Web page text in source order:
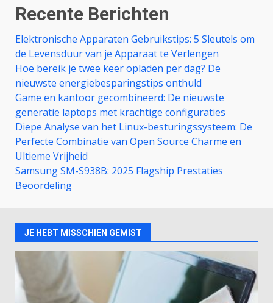
Recente Berichten
Elektronische Apparaten Gebruikstips: 5 Sleutels om
de Levensduur van je Apparaat te Verlengen
Hoe bereik je twee keer opladen per dag? De
nieuwste energiebesparingstips onthuld
Game en kantoor gecombineerd: De nieuwste
generatie laptops met krachtige configuraties
Diepe Analyse van het Linux-besturingssysteem: De
Perfecte Combinatie van Open Source Charme en
Ultieme Vrijheid
Samsung SM-S938B: 2025 Flagship Prestaties
Beoordeling
JE HEBT MISSCHIEN GEMIST